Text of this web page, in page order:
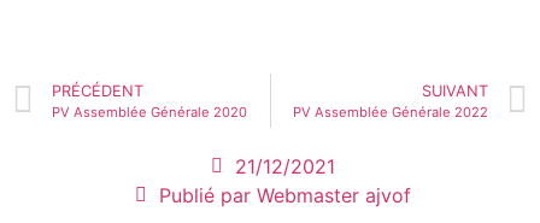
PRÉCÉDENT
PV Assemblée Générale 2020
SUIVANT
PV Assemblée Générale 2022
21/12/2021
Publié par Webmaster ajvof